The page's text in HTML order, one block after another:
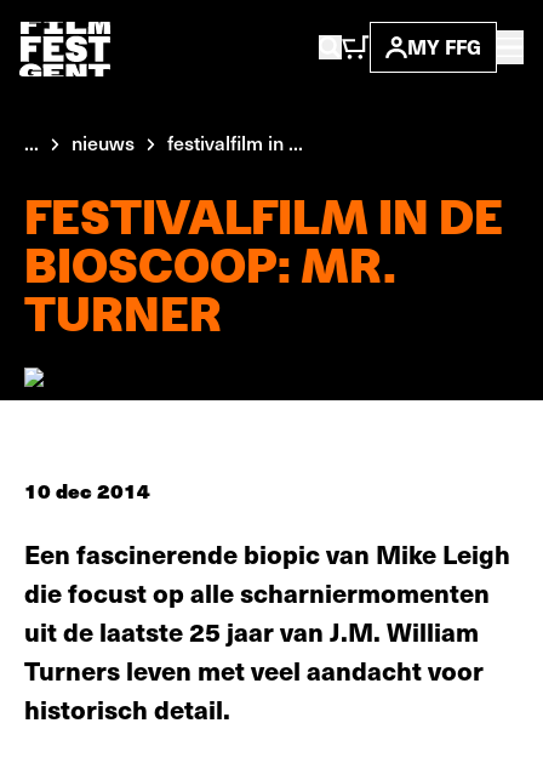
MY FFG
... nieuws festivalfilm in ...
FESTIVALFILM IN DE
BIOSCOOP: MR.
TURNER
10 dec 2014
Een fascinerende biopic van Mike Leigh
die focust op alle scharniermomenten
uit de laatste 25 jaar van J.M. William
Turners leven met veel aandacht voor
historisch detail.